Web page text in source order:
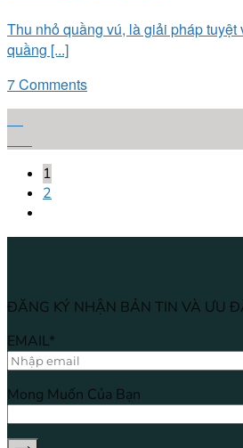
Thu nhỏ quầng vú, là giải pháp tuyệt
quầng [...]
7 Comments
1
2
ĐĂNG KÝ NHẬN BẢN TIN VÀ ƯU
EMAIL*
Mong Muốn Của Bạn